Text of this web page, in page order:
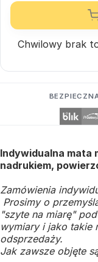
Chwilowy brak
Indywidualna mata
nadrukiem,
Zamówienia
Prosimy o
"szyte na miarę"
wymiary i jako takie
odsprzedaży.
Jak zawsze objęte